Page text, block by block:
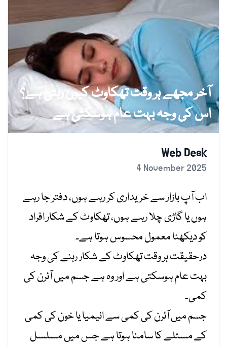
آخر مجھے ہر وقت تھکاوٹ کیوں رہتی ہے؟
اس کی وجہ بہت عام ہوسکتی ہے
Web Desk
4 November 2025
اب آپ بازار سے خریداری کر رہے ہوں، دفتر جا رہے
ہوں یا گاڑی چلا رہے ہوں، تھکاوٹ کے شکار افراد
کو دیکھنا معمول محسوس ہوتا ہے۔
درحقیقت ہر وقت تھکاوٹ کے شکار رہنے کی وجہ
بہت عام ہوسکتی ہے اور وہ ہے جسم میں آئرن کی
کمی۔
جسم میں آئرن کی کمی سے انیمیا یا خون کی کمی
کے مسئلے کا سامنا ہوتا ہے جس میں مسلسل